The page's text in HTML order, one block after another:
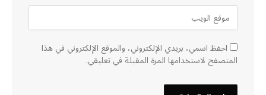
احفظ اسمي، بريدي الإلكتروني، والموقع الإلكتروني في هذا
المتصفح لاستخدامها المرة المقبلة في تعليقي.